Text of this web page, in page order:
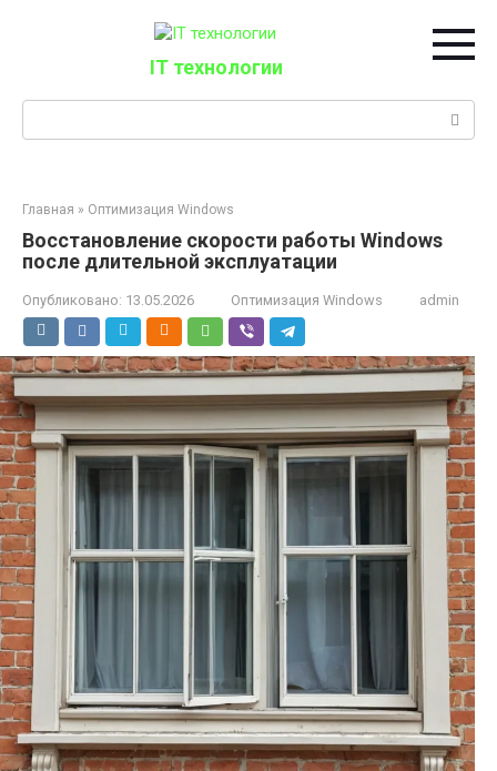
IT технологии
Главная » Оптимизация Windows
Восстановление скорости работы Windows
после длительной эксплуатации
Опубликовано: 13.05.2026 Оптимизация Windows admin